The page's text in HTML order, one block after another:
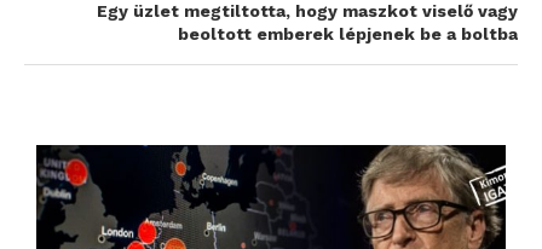
Egy üzlet megtiltotta, hogy maszkot viselő vagy
beoltott emberek lépjenek be a boltba